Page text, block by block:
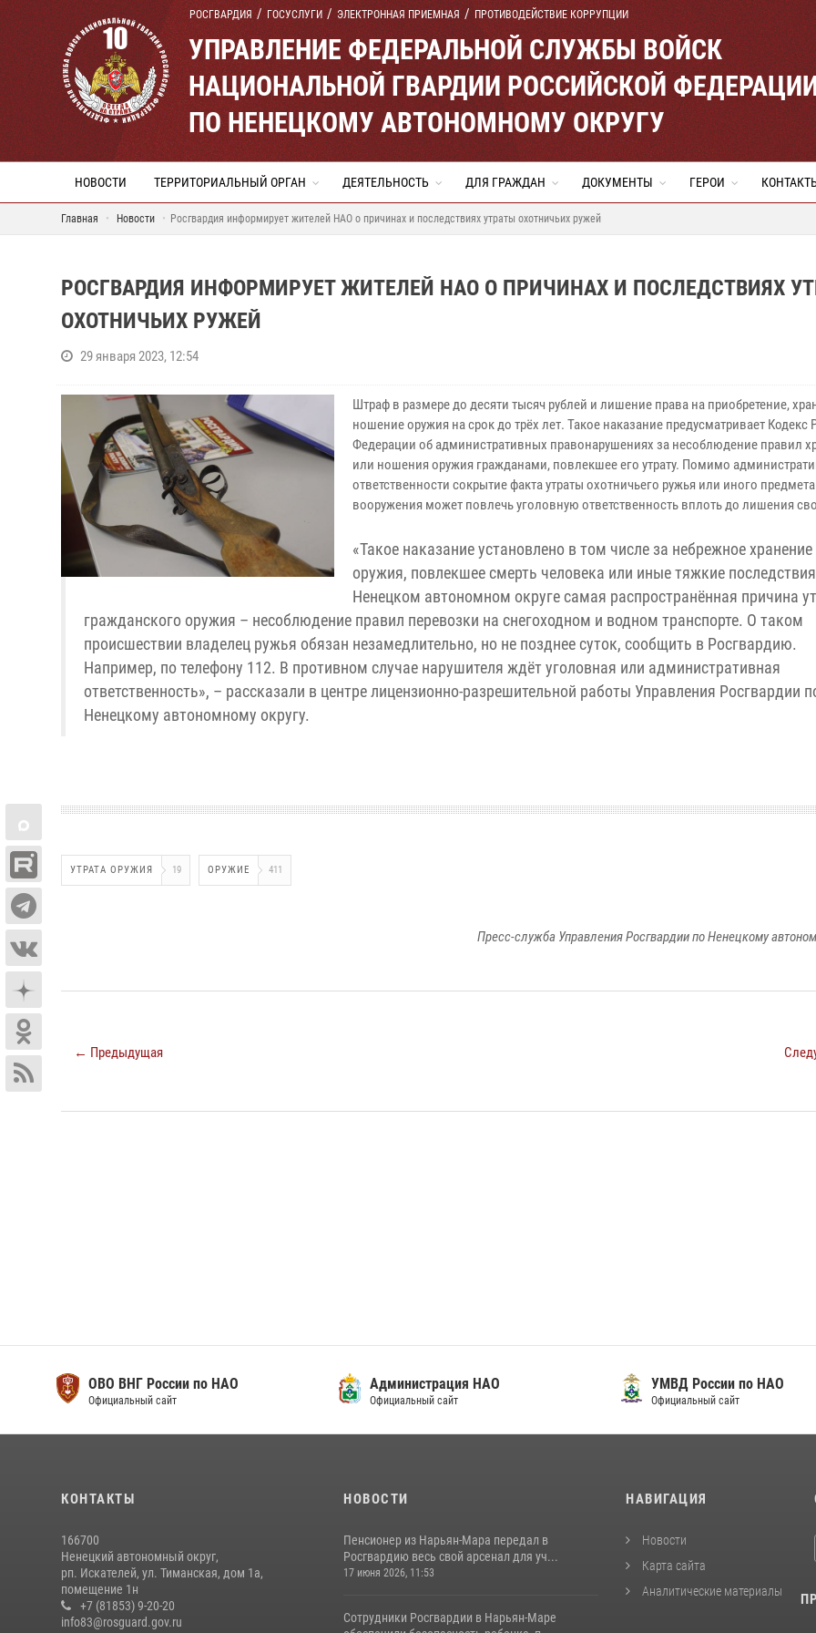
РОСГВАРДИЯ ГОСУСЛУГИ ЭЛЕКТРОННАЯ ПРИЕМНАЯ ПРОТИВОДЕЙСТВИЕ КОРРУПЦИИ
УПРАВЛЕНИЕ ФЕДЕРАЛЬНОЙ СЛУЖБЫ ВОЙСК
НАЦИОНАЛЬНОЙ ГВАРДИИ РОССИЙСКОЙ
ПО НЕНЕЦКОМУ АВТОНОМНОМУ ОКРУГУ
НОВОСТИ ТЕРРИТОРИАЛЬНЫЙ ОРГАН ДЕЯТЕЛЬНОСТЬ ДЛЯ ГРАЖДАН ДОКУМЕНТЫ ГЕРОИ
Главная Новости Росгвардия информирует жителей НАО о причинах и последствиях утраты охотничьих ружей
РОСГВАРДИЯ ИНФОРМИРУЕТ ЖИТЕЛЕЙ НАО О ПРИЧИНАХ И ПОСЛЕДСТВИЯХ
ОХОТНИЧЬИХ РУЖЕЙ
29 января 2023, 12:54
Штраф в размере до десяти тысяч рублей и лишение права на приобретение,
ношение оружия на срок до трёх лет. Такое наказание предусматривает Кодекс
Федерации об административных правонарушениях за несоблюдение правил
или ношения оружия гражданами, повлекшее его утрату. Помимо
ответственности сокрытие факта утраты охотничьего ружья или иного предмета
вооружения может повлечь уголовную ответственность вплоть до лишения
«Такое наказание установлено в том числе за небрежное хранение
оружия, повлекшее смерть человека или иные тяжкие
Ненецком автономном округе самая распространённая причина
гражданского оружия – несоблюдение правил перевозки на снегоходном и водном транспорте. О таком
происшествии владелец ружья обязан незамедлительно, но не позднее суток, сообщить в Росгвардию.
Например, по телефону 112. В противном случае нарушителя ждёт уголовная или административная
ответственность», – рассказали в центре лицензионно-разрешительной работы Управления Росгвардии
Ненецкому автономному округу.
УТРАТА ОРУЖИЯ 19 ОРУЖИЕ 411
Пресс-служба Управления Росгвардии по Ненецкому
← Предыдущая
ОВО ВНГ России по НАО
Официальный сайт
Администрация НАО
Официальный сайт
УМВД России по НАО
Официальный сайт
КОНТАКТЫ
166700
Ненецкий автономный округ,
рп. Искателей, ул. Тиманская, дом 1а,
помещение 1н
+7 (81853) 9-20-20
info83@rosguard.gov.ru
НОВОСТИ
Пенсионер из Нарьян-Мара передал в
Росгвардию весь свой арсенал для уч...
17 июня 2026, 11:53
Сотрудники Росгвардии в Нарьян-Маре
НАВИГАЦИЯ
Новости
Карта сайта
Аналитические материалы